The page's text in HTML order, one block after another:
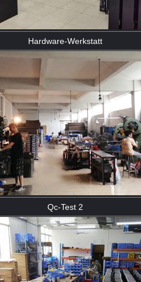
Hardware-Werkstatt
Qc-Test 2